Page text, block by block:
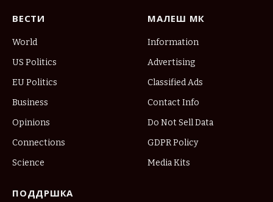
ВЕСТИ
World
US Politics
EU Politics
Business
Opinions
Connections
Science
МАЛЕШ МК
Information
Advertising
Classified Ads
Contact Info
Do Not Sell Data
GDPR Policy
Media Kits
ПОДДРШКА